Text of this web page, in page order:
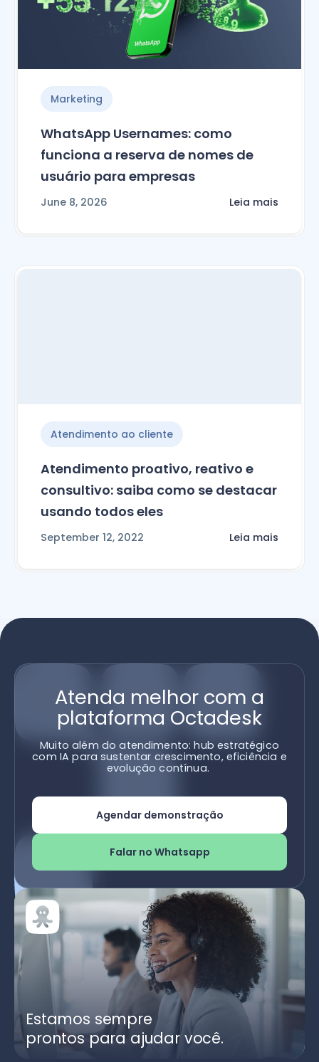
Marketing
WhatsApp Usernames: como
funciona a reserva de nomes de
usuário para empresas
June 8, 2026 Leia mais
Atendimento ao cliente
Atendimento proativo, reativo e
consultivo: saiba como se destacar
usando todos eles
September 12, 2022 Leia mais
Atenda melhor com a
plataforma Octadesk
Muito além do atendimento: hub estratégico
com IA para sustentar crescimento, eficiência e
evolução contínua.
Agendar demonstração
Falar no Whatsapp
Estamos sempre
prontos para ajudar você.